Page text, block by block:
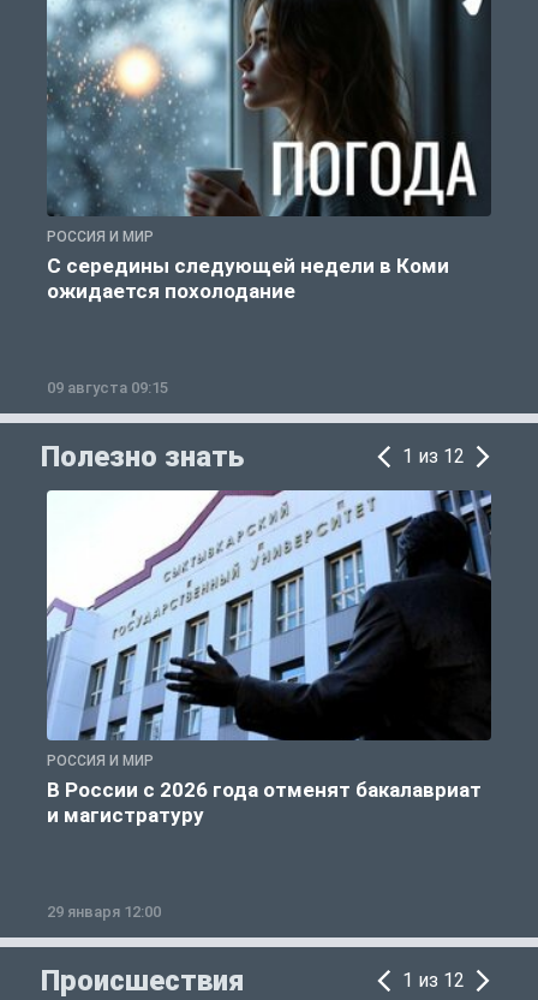
РОССИЯ И МИР
С середины следующей недели в Коми
ожидается похолодание
09 августа 09:15
Полезно знать 1 из 12
РОССИЯ И МИР
В России с 2026 года отменят бакалавриат
и магистратуру
29 января 12:00
Происшествия 1 из 12